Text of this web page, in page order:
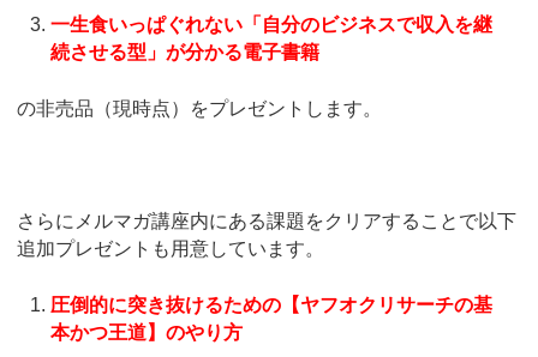
一生食いっぱぐれない「自分のビジネスで収入を継
続させる型」が分かる電子書籍
の非売品（現時点）をプレゼントします。
さらにメルマガ講座内にある課題をクリアすることで以下
追加プレゼントも用意しています。
圧倒的に突き抜けるための【ヤフオクリサーチの基
本かつ王道】のやり方